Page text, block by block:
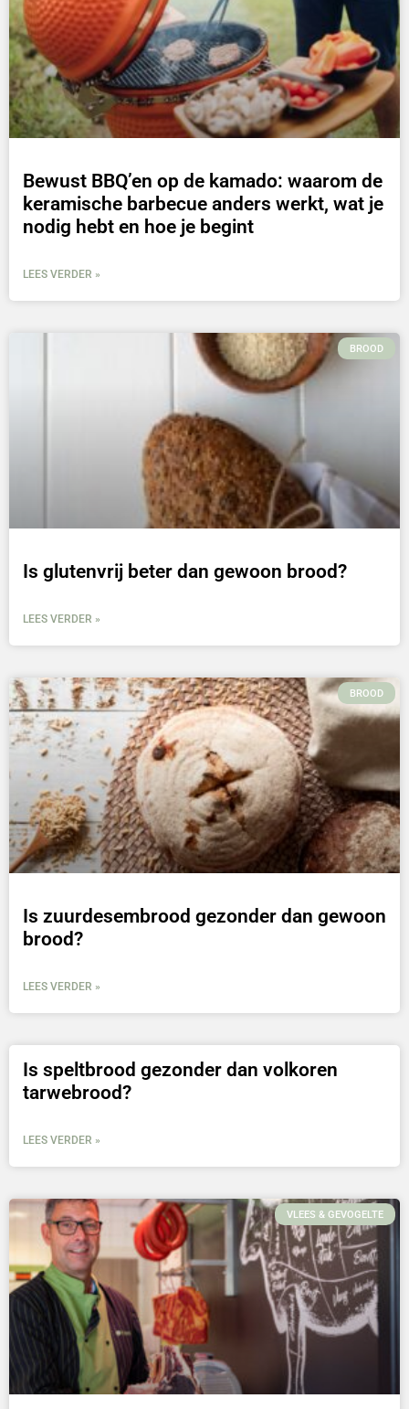
Bewust BBQ’en op de kamado: waarom de
keramische barbecue anders werkt, wat je
nodig hebt en hoe je begint
LEES VERDER »
BROOD
Is glutenvrij beter dan gewoon brood?
LEES VERDER »
BROOD
Is zuurdesembrood gezonder dan gewoon
brood?
LEES VERDER »
Is speltbrood gezonder dan volkoren
tarwebrood?
LEES VERDER »
VLEES & GEVOGELTE